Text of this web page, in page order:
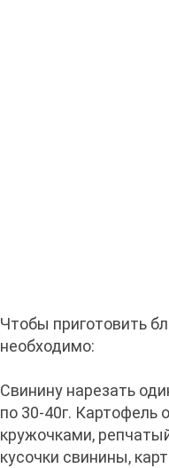
Чтобы приготовить
необходимо:
Свинину нарезать
по 30-40г. Картофель
кружочками,
кусочки свинины,